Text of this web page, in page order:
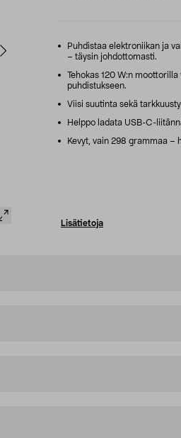
Puhdistaa elektroniikan ja
– täysin johdottomasti.
Tehokas 120 W:n
puhdistukseen.
Viisi suutinta sekä
Helppo ladata USB-C-
Kevyt, vain 298 grammaa –
Lisätietoja